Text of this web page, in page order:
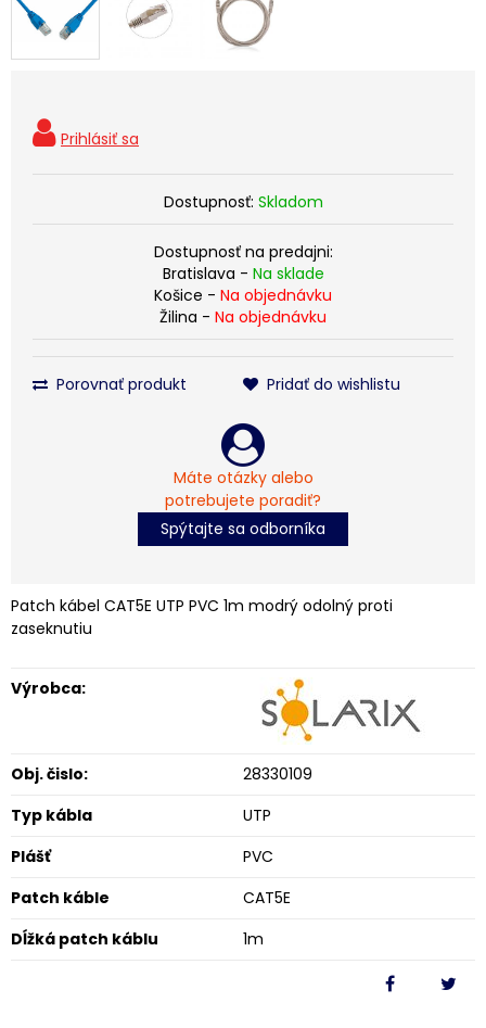
Dostupnosť: Skladom
Dostupnosť na predajni:
Bratislava - Na sklade
Košice - Na objednávku
Žilina - Na objednávku
Porovnať produkt Pridať do wishlistu
Máte otázky alebo
potrebujete poradiť?
Spýtajte sa odborníka
Patch kábel CAT5E UTP PVC 1m modrý odolný proti
zaseknutiu
Výrobca:
Obj. čislo:
28330109
Typ kábla
UTP
Plášť
PVC
Patch káble
CAT5E
Dĺžká patch káblu
1m